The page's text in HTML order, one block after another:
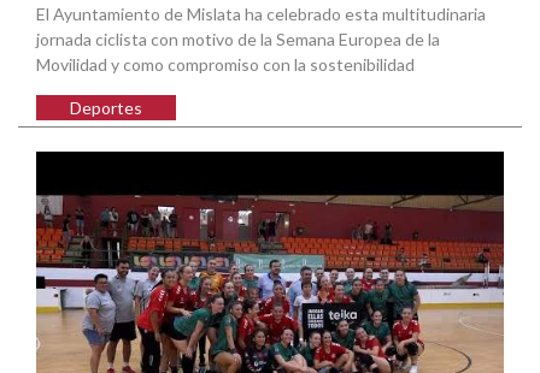
El Ayuntamiento de Mislata ha celebrado esta multitudinaria
jornada ciclista con motivo de la Semana Europea de la
Movilidad y como compromiso con la sostenibilidad
Deportes